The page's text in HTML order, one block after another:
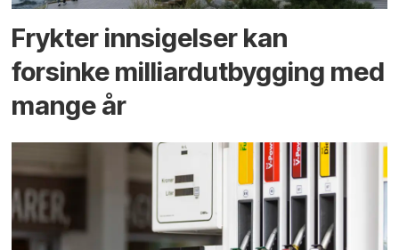
Frykter innsigelser kan
forsinke milliard­utbygging med
mange år